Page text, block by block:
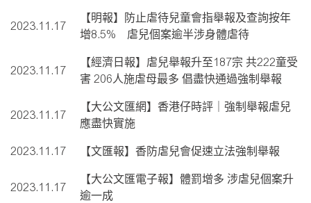
2023.11.17
【明報】防止虐待兒童會指舉報及查詢按年
增8.5% 虐兒個案逾半涉身體虐待
2023.11.17
【經濟日報】虐兒舉報升至187宗 共222童受
害 206人施虐母最多 倡盡快通過強制舉報
2023.11.17
【大公文匯網】香港仔時評｜強制舉報虐兒
應盡快實施
2023.11.17 【文匯報】香防虐兒會促速立法強制舉報
2023.11.17
【大公文匯電子報】體罰增多 涉虐兒個案升
逾一成